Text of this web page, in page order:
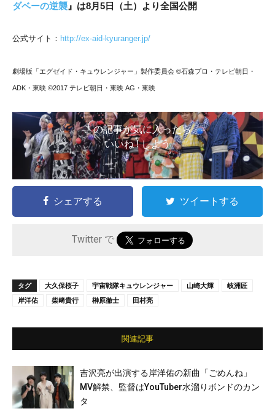
ダベーの逆襲 』は8月5日（土）より全国公開
公式サイト： http://ex-aid-kyuranger.jp/
劇場版「エグゼイド・キュウレンジャー」製作委員会 ©石森プロ・テレビ朝日・
ADK・東映 ©2017 テレビ朝日・東映 AG・東映
この記事が気に入ったら
いいね ! しよう
シェアする ツイートする
Twitter で
タグ 大久保桜子 宇宙戦隊キュウレンジャー 山崎大輝
岐洲匠
岸洋佑
柴﨑貴行 榊原徹士 田村亮
関連記事
吉沢亮が出演する岸洋佑の新曲「ごめんね」
MV解禁、監督はYouTuber水溜りボンドのカン
タ